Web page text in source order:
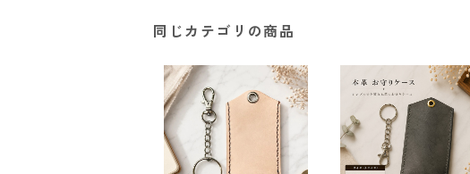
同じカテゴリの商品